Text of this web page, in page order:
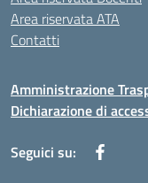
Area riservata ATA
Contatti
Amministrazione
Dichiarazione di
Seguici su: